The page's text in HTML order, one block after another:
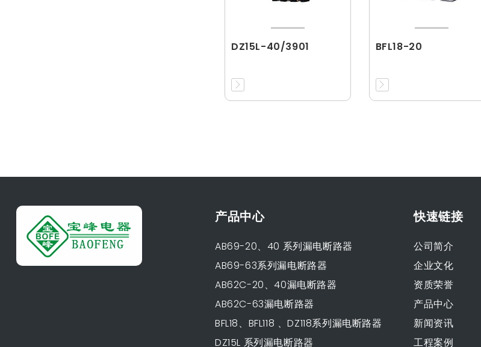
DZ15L-40/3901 BFL18-20
产品中心
AB69-20、40 系列漏电断路器
AB69-63系列漏电断路器
AB62C-20、40漏电断路器
AB62C-63漏电断路器
BFL18、BFL118 、DZ118系列漏电断路器
DZ15L 系列漏电断路器
快速链接
公司简介
企业文化
资质荣誉
产品中心
新闻资讯
工程案例